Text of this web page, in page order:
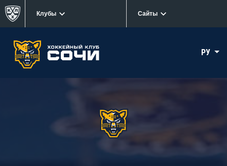
Клубы Сайты
РУ